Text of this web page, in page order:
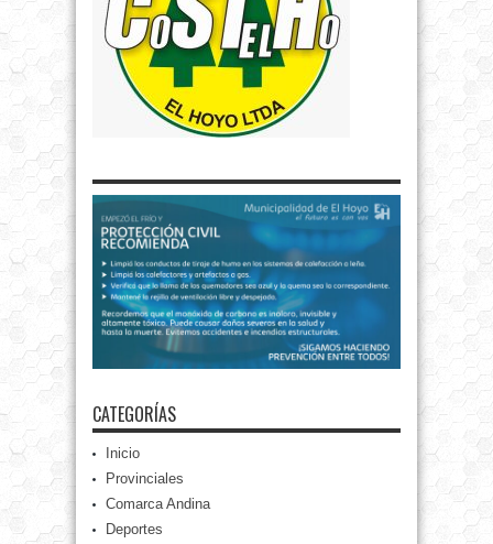
CATEGORÍAS
Inicio
Provinciales
Comarca Andina
Deportes